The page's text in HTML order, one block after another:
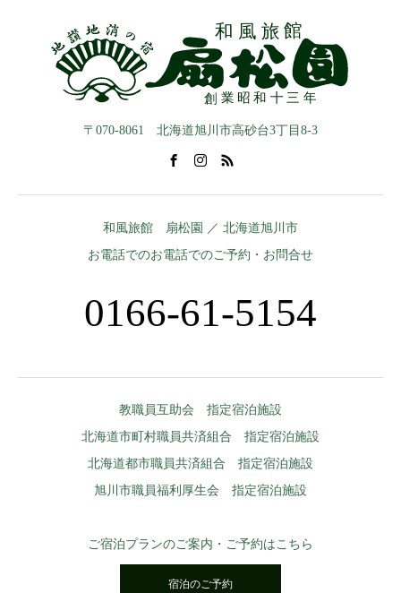
〒070-8061 北海道旭川市高砂台3丁目8-3
和風旅館 扇松園 ／ 北海道旭川市
お電話でのお電話でのご予約・お問合せ
0166-61-5154
教職員互助会 指定宿泊施設
北海道市町村職員共済組合 指定宿泊施設
北海道都市職員共済組合 指定宿泊施設
旭川市職員福利厚生会 指定宿泊施設
ご宿泊プランのご案内・ご予約はこちら
宿泊のご予約